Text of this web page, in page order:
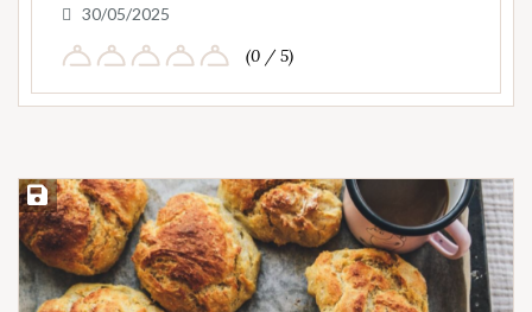
30/05/2025
(0 / 5)
Save Recipe